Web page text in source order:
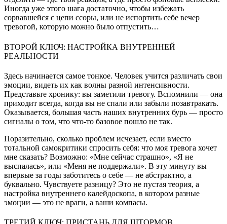
Иногда уже этого шага достаточно, чтобы избежать
сорвавшейся с цепи ссоры, или не испортить себе вечер
тревогой, которую можно было отпустить…
ВТОРОЙ КЛЮЧ: НАСТРОЙКА ВНУТРЕННЕЙ
РЕАЛЬНОСТИ
Здесь начинается самое тонкое. Человек учится различать свои
эмоции, видеть их как волны разной интенсивности.
Представьте хронику: вы заметили тревогу. Вспомнили — она
приходит всегда, когда вы не спали или забыли позавтракать.
Оказывается, большая часть наших внутренних бурь — просто
сигналы о том, что что-то базовое пошло не так.
Поразительно, сколько проблем исчезает, если вместо
тотальной самокритики спросить себя: что моя тревога хочет
мне сказать? Возможно: «Мне сейчас страшно», «Я не
выспалась», или «Меня не поддержали». В эту минуту вы
впервые за годы заботитесь о себе — не абстрактно, а
буквально. Чувствуете разницу? Это не пустая теория, а
настройка внутреннего калейдоскопа, в котором разные
эмоции — это не враги, а ваши компасы.